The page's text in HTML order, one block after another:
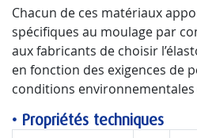
Chacun de ces matériaux
spécifiques au moulage par
aux fabricants de choisir
en fonction des exigences de
conditions
• Propriétés techniques